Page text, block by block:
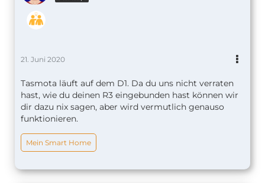
21. Juni 2020
Tasmota läuft auf dem D1. Da du uns nicht verraten
hast, wie du deinen R3 eingebunden hast können wir
dir dazu nix sagen, aber wird vermutlich genauso
funktionieren.
Mein Smart Home